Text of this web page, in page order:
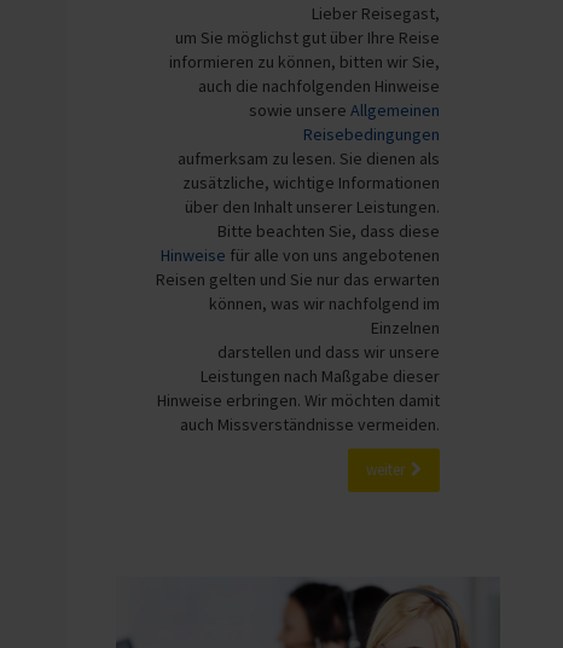
Lieber Reisegast,
um Sie möglichst gut über Ihre Reise
informieren zu können, bitten wir Sie,
auch die nachfolgenden Hinweise
sowie unsere Allgemeinen
Reisebedingungen
aufmerksam zu lesen. Sie dienen als
zusätzliche, wichtige Informationen
über den Inhalt unserer Leistungen.
Bitte beachten Sie, dass diese
Hinweise für alle von uns angebotenen
Reisen gelten und Sie nur das erwarten
können, was wir nachfolgend im
Einzelnen
darstellen und dass wir unsere
Leistungen nach Maßgabe dieser
Hinweise erbringen. Wir möchten damit
auch Missverständnisse vermeiden.
weiter